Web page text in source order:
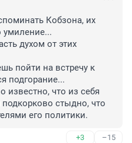
Кобзона, их
умиление...
духом от этих
пойти на встречу к
подгорание...
известно, что из себя
стыдно, что
его политики.
+3 –15